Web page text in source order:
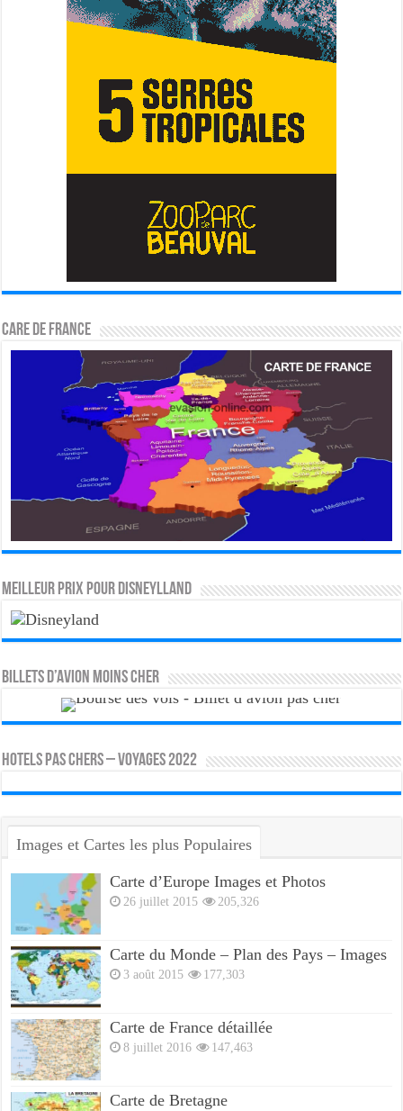
CARE DE FRANCE
MEILLEUR PRIX POUR DISNEYLLAND
Billets d’avion moins cher
HOTELS PAS CHERS – VOYAGES 2022
Images et Cartes les plus Populaires
Carte d’Europe Images et Photos
26 juillet 2015 205,326
Carte du Monde – Plan des Pays – Images
3 août 2015 177,303
Carte de France détaillée
8 juillet 2016 147,463
Carte de Bretagne